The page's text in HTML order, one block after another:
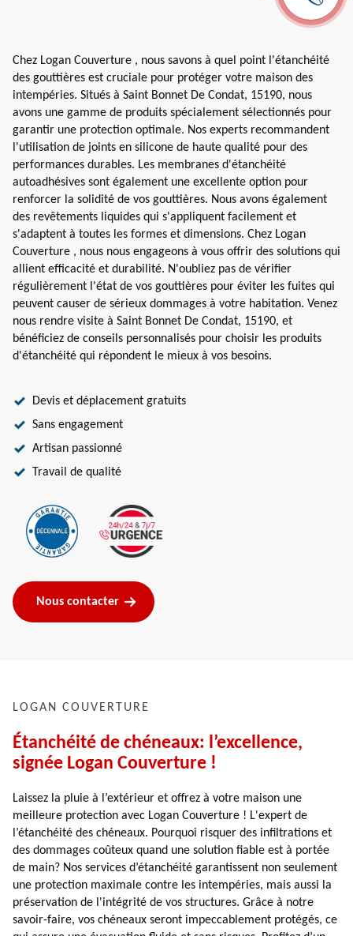
Chez Logan Couverture , nous savons à quel point l'étanchéité
des gouttières est cruciale pour protéger votre maison des
intempéries. Situés à Saint Bonnet De Condat, 15190, nous
avons une gamme de produits spécialement sélectionnés pour
garantir une protection optimale. Nos experts recommandent
l'utilisation de joints en silicone de haute qualité pour des
performances durables. Les membranes d'étanchéité
autoadhésives sont également une excellente option pour
renforcer la solidité de vos gouttières. Nous avons également
des revêtements liquides qui s'appliquent facilement et
s'adaptent à toutes les formes et dimensions. Chez Logan
Couverture , nous nous engageons à vous offrir des solutions qui
allient efficacité et durabilité. N'oubliez pas de vérifier
régulièrement l'état de vos gouttières pour éviter les fuites qui
peuvent causer de sérieux dommages à votre habitation. Venez
nous rendre visite à Saint Bonnet De Condat, 15190, et
bénéficiez de conseils personnalisés pour choisir les produits
d'étanchéité qui répondent le mieux à vos besoins.
Devis et déplacement gratuits
Sans engagement
Artisan passionné
Travail de qualité
Nous contacter
LOGAN COUVERTURE
Étanchéité de chéneaux: l’excellence,
signée Logan Couverture !
Laissez la pluie à l’extérieur et offrez à votre maison une
meilleure protection avec Logan Couverture ! L'expert de
l’étanchéité des chéneaux. Pourquoi risquer des infiltrations et
des dommages coûteux quand une solution fiable est à portée
de main? Nos services d’étanchéité garantissent non seulement
une protection maximale contre les intempéries, mais aussi la
préservation de l'intégrité de vos structures. Grâce à notre
savoir-faire, vos chéneaux seront impeccablement protégés, ce